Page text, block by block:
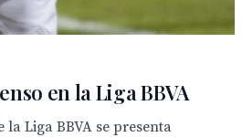
en la Liga BBVA
Liga BBVA se presenta